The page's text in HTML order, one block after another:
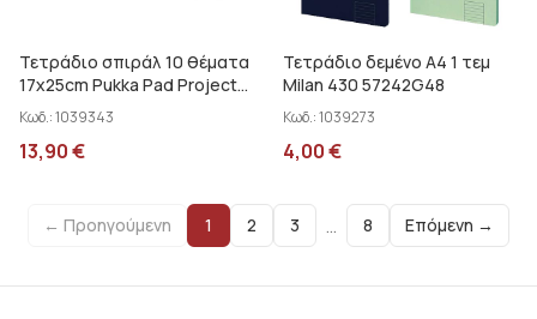
Τετράδιο σπιράλ 10 θέματα
17x25cm Pukka Pad Project
Book 9603-PB
Κωδ.:1039343
13,90€
Τετράδιο δεμένο Α4 1 τεμ
Milan 430 57242G48
Κωδ.:1039273
4,00€
← Προηγούμενη 1 2 3 … 8 Επόμενη →